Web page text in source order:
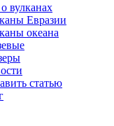
вулканах
Евразии
океана
статью